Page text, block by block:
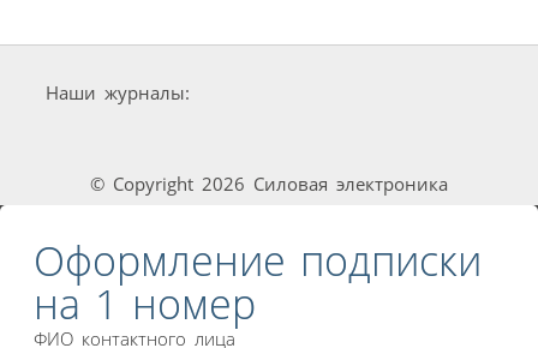
Наши журналы:
© Copyright 2026 Силовая электроника
Оформление подписки
на 1 номер
ФИО контактного лица